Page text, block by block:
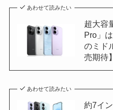
あわせて読みたい
超大容
Pro」
のミド
売期待】
あわせて読みたい
約7イ